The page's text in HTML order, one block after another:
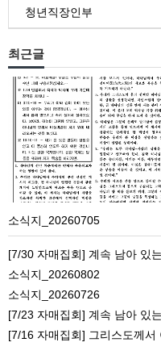
청년직장인부
최근글
식
_20260705
소식지_20260705
[7/30 자매집회] 계속 남아 있는 열매를 맺는
소식지_20260802
소식지_20260726
[7/23 자매집회] 계속 남아 있는 열매를 맺
[7/16 자매집회] 그리스도께서 아버지에 의해 신성한 영광으로 영